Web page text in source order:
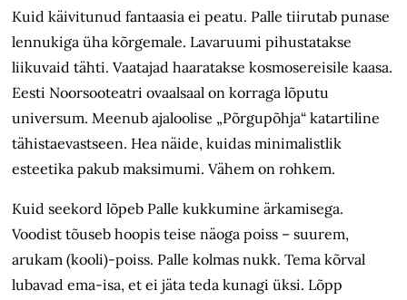
Kuid käivitunud fantaasia ei peatu. Palle tiirutab punase
lennukiga üha kõrgemale. Lavaruumi pihustatakse
liikuvaid tähti. Vaatajad haaratakse kosmosereisile kaasa.
Eesti Noorsooteatri ovaalsaal on korraga lõputu
universum. Meenub ajaloolise „Põrgupõhja“ katartiline
tähistaevastseen. Hea näide, kuidas minimalistlik
esteetika pakub maksimumi. Vähem on rohkem.
Kuid seekord lõpeb Palle kukkumine ärkamisega.
Voodist tõuseb hoopis teise näoga poiss – suurem,
arukam (kooli)-poiss. Palle kolmas nukk. Tema kõrval
lubavad ema-isa, et ei jäta teda kunagi üksi. Lõpp